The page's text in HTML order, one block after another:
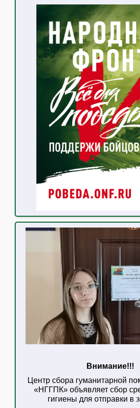
Внимание!!!
Центр сбора гуманитарной
«НГГПК» объявляет сбор
гигиены для отправки в